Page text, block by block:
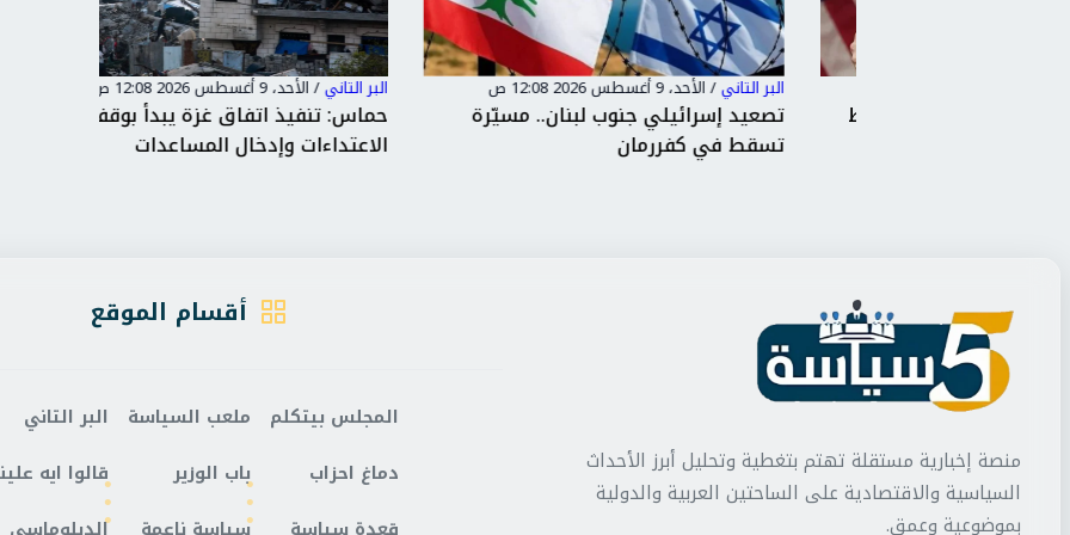
/الأحد، 9 أغسطس 2026 12:08 ص
تصعيد إسرائيلي جنوب لبنان.. مسيّرة
تسقط في كفررمان
/الأحد، 9 أغسطس 2026 12:08 ص
حماس: تنفيذ اتفاق غزة يبدأ بوقف
الاعتداءات وإدخال المساعدات
منصة إخبارية مستقلة تهتم بتغطية وتحليل أبرز الأحداث
السياسية والاقتصادية على الساحتين العربية والدولية
بموضوعية وعمق.
أقسام الموقع
المجلس بيتكلم
دماغ احزاب
ملعب السياسة
باب الوزير
البر التاني
قالوا ايه